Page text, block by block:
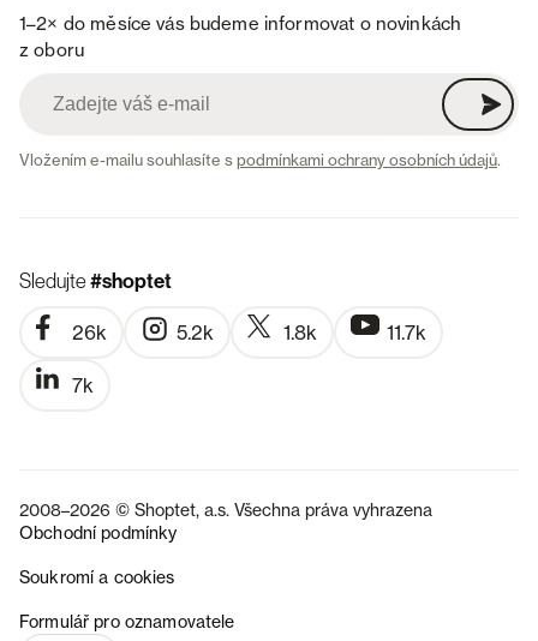
1–2× do měsíce vás budeme informovat o novinkách
z oboru
Vložením e-mailu souhlasíte spodmínkami ochrany osobních údajů.
Sledujte#shoptet
26k 5.2k 1.8k 11.7k
7k
2008–2026 © Shoptet, a.s. Všechna práva vyhrazena
Obchodní podmínky
Soukromí a cookies
Formulář pro oznamovatele